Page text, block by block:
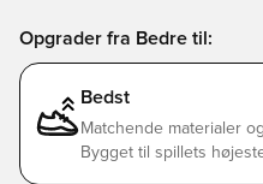
Opgrader fra Bedre til:
Bedst
Matchende materialer
Bygget til spillets